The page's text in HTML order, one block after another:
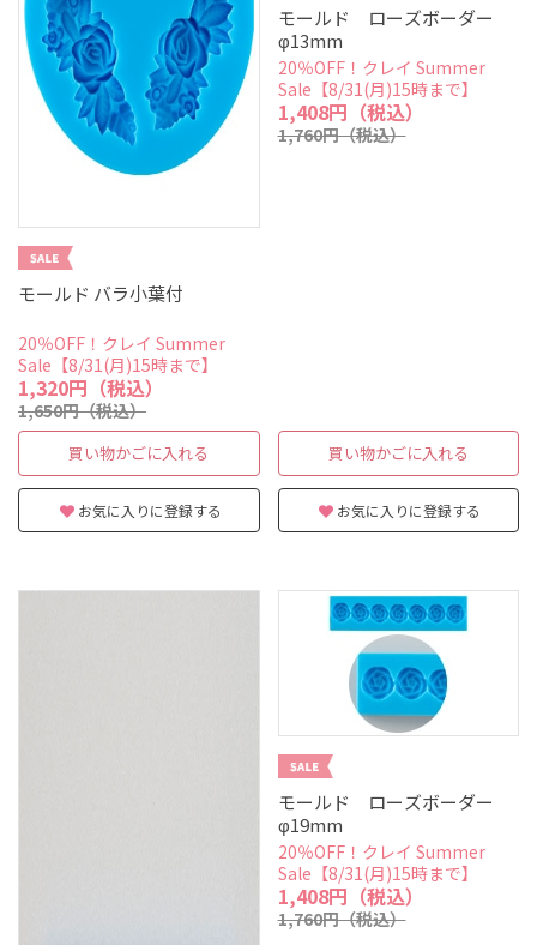
モールド バラ小葉付
20％OFF！クレイ Summer
Sale【8/31(月)15時まで】
1,320円（税込）
1,650円（税込）
買い物かごに入れる
お気に入りに登録する
モールド ローズボーダー
φ13mm
20％OFF！クレイ Summer
Sale【8/31(月)15時まで】
1,408円（税込）
1,760円（税込）
買い物かごに入れる
お気に入りに登録する
モールド ローズボーダー
φ19mm
20％OFF！クレイ Summer
Sale【8/31(月)15時まで】
1,408円（税込）
1,760円（税込）